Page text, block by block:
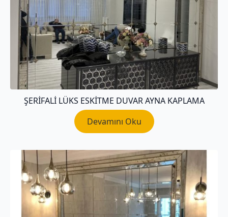
ŞERIFALI LÜKS ESKITME DUVAR AYNA KAPLAMA
Devamını Oku